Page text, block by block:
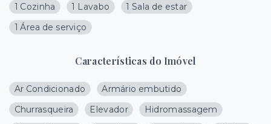
1 Cozinha
1 Lavabo
1 Sala de estar
1 Área de serviço
Características do Imóvel
Ar Condicionado
Armário embutido
Churrasqueira
Elevador
Hidromassagem